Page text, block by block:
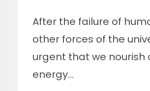
After the failure of
other forces of the
urgent that we nourish
energy…